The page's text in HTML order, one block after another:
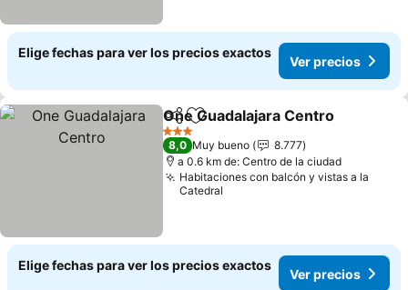
Elige fechas para ver los precios exactos
Ver precios
CompartirAgregar a favoritos
One Guadalajara Centro
3 Estrellas
8,0 Muy bueno
8.777
a 0.6 km de: Centro de la ciudad
Habitaciones con balcón y vistas a la
Catedral
Elige fechas para ver los precios exactos
Ver precios